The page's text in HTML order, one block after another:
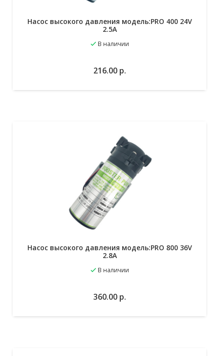
Насос высокого давления модель:PRO 400 24V
2.5A
В наличии
216.00 р.
Насос высокого давления модель:PRO 800 36V
2.8A
В наличии
360.00 р.